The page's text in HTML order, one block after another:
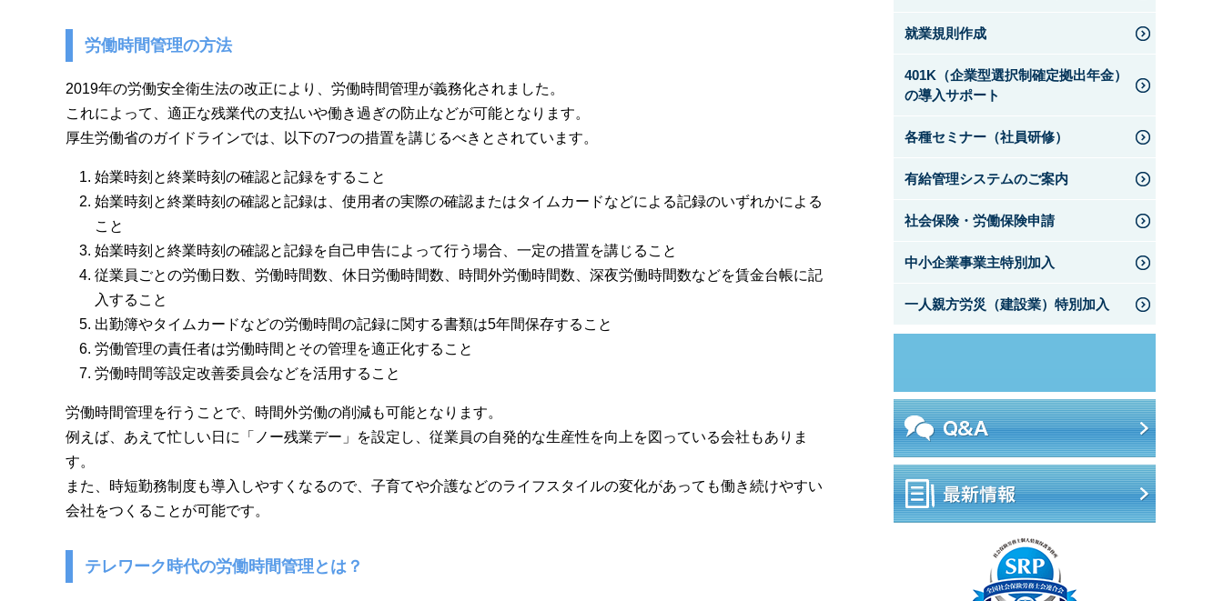
労働時間管理の方法
2019年の労働安全衛生法の改正により、労働時間管理が義務化されました。
これによって、適正な残業代の支払いや働き過ぎの防止などが可能となります。
厚生労働省のガイドラインでは、以下の7つの措置を講じるべきとされています。
始業時刻と終業時刻の確認と記録をすること
始業時刻と終業時刻の確認と記録は、使用者の実際の確認またはタイムカードなどによる記録のいずれかによる
こと
始業時刻と終業時刻の確認と記録を自己申告によって行う場合、一定の措置を講じること
従業員ごとの労働日数、労働時間数、休日労働時間数、時間外労働時間数、深夜労働時間数などを賃金台帳に記
入すること
出勤簿やタイムカードなどの労働時間の記録に関する書類は5年間保存すること
労働管理の責任者は労働時間とその管理を適正化すること
労働時間等設定改善委員会などを活用すること
労働時間管理を行うことで、時間外労働の削減も可能となります。
例えば、あえて忙しい日に「ノー残業デー」を設定し、従業員の自発的な生産性を向上を図っている会社もありま
す。
また、時短勤務制度も導入しやすくなるので、子育てや介護などのライフスタイルの変化があっても働き続けやすい
会社をつくることが可能です。
テレワーク時代の労働時間管理とは？
就業規則作成
401K（企業型選択制確定拠出年金）
の導入サポート
各種セミナー（社員研修）
有給管理システムのご案内
社会保険・労働保険申請
中小企業事業主特別加入
一人親方労災（建設業）特別加入